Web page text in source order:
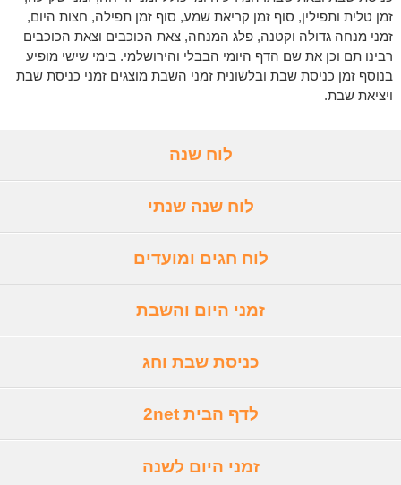
זמן טלית ותפילין, סוף זמן קריאת שמע, סוף זמן תפילה, חצות היום,
זמני מנחה גדולה וקטנה, פלג המנחה, צאת הכוכבים וצאת הכוכבים
רבינו תם וכן את שם הדף היומי הבבלי והירושלמי. בימי שישי מופיע
בנוסף זמן כניסת שבת ובלשונית זמני השבת מוצגים זמני כניסת שבת
ויציאת שבת.
לוח שנה
לוח שנה שנתי
לוח חגים ומועדים
זמני היום והשבת
כניסת שבת וחג
לדף הבית 2net
זמני היום לשנה